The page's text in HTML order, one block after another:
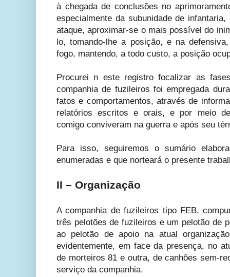
à chegada de conclusões no
especialmente da subunidade de
ataque, aproximar-se o mais possível do
lo, tomando-lhe a posição, e na
fogo, mantendo, a todo custo, a posição
Procurei n este registro focalizar as
companhia de fuzileiros foi empregada
fatos e comportamentos, através de
relatórios escritos e orais, e por meio
comigo conviveram na guerra e após seu
Para isso, seguiremos o sumário
enumeradas e que norteará o presente
II – Organização
A companhia de fuzileiros tipo FEB,
três pelotões de fuzileiros e um pelotão de
ao pelotão de apoio na atual
evidentemente, em face da presença, no
de morteiros 81 e outra, de canhões sem-
serviço da companhia.